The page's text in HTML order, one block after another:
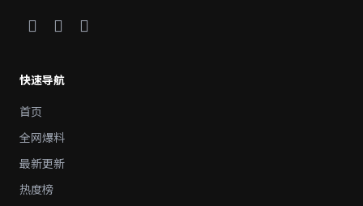
快速导航
首页
全网爆料
最新更新
热度榜